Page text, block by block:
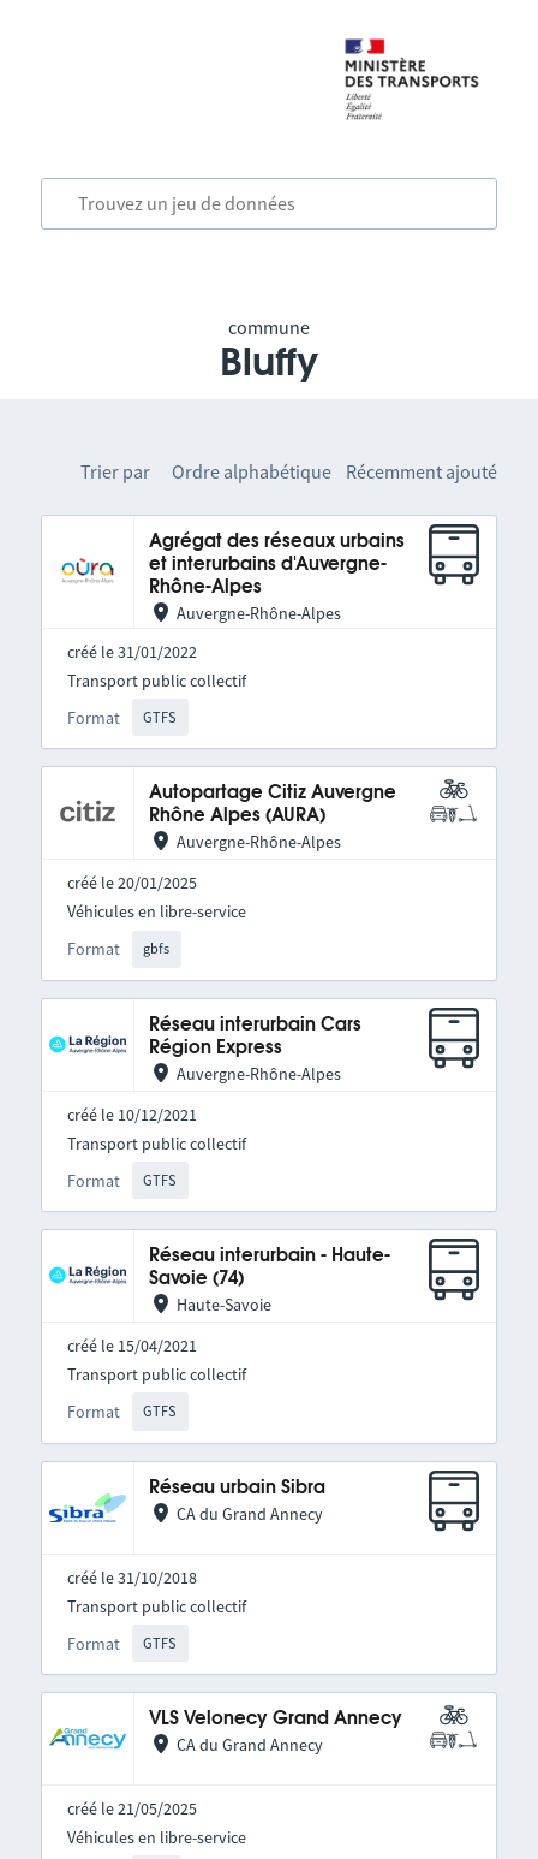
commune
Bluffy
Trier par Ordre alphabétique Récemment ajouté
Agrégat des réseaux urbains
et interurbains d'Auvergne-
Rhône-Alpes
Auvergne-Rhône-Alpes
créé le 31/01/2022
Format GTFS
Transport public collectif
Autopartage Citiz Auvergne
Rhône Alpes (AURA)
Auvergne-Rhône-Alpes
créé le 20/01/2025
Format gbfs
Véhicules en libre-service
Réseau interurbain Cars
Région Express
Auvergne-Rhône-Alpes
créé le 10/12/2021
Format GTFS
Transport public collectif
Réseau interurbain - Haute-
Savoie (74)
Haute-Savoie
créé le 15/04/2021
Format GTFS
Transport public collectif
Réseau urbain Sibra
CA du Grand Annecy
créé le 31/10/2018
Format GTFS
Transport public collectif
VLS Velonecy Grand Annecy
CA du Grand Annecy
créé le 21/05/2025
Véhicules en libre-service